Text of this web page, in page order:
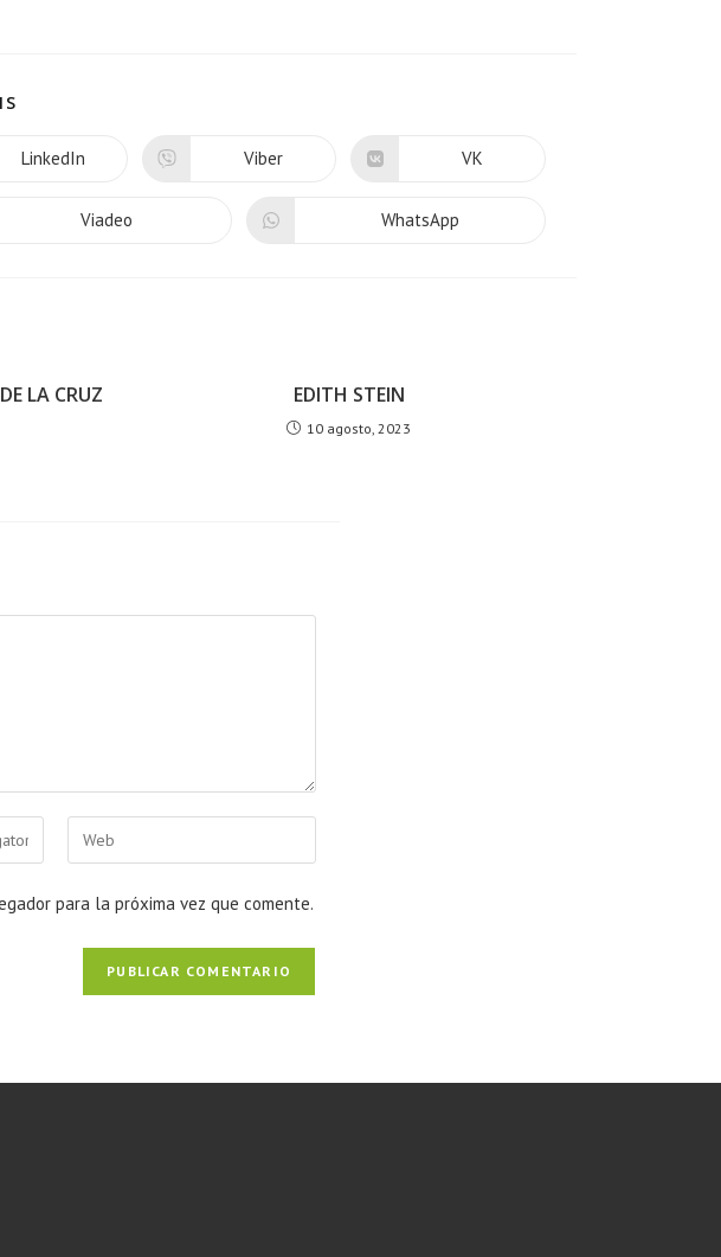
LinkedIn Viber VK
Viadeo WhatsApp
LA CRUZ EDITH STEIN
10 agosto, 2023
para la próxima vez que comente.